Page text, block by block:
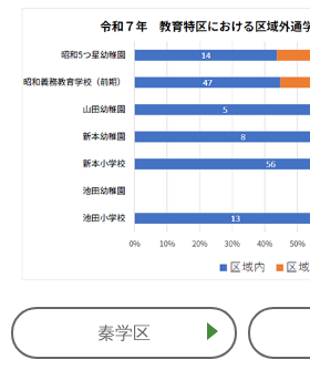
秦学区